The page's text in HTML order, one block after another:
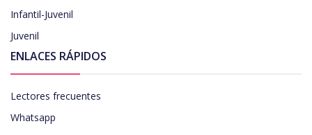
Infantil-Juvenil
Juvenil
ENLACES RÁPIDOS
Lectores frecuentes
Whatsapp